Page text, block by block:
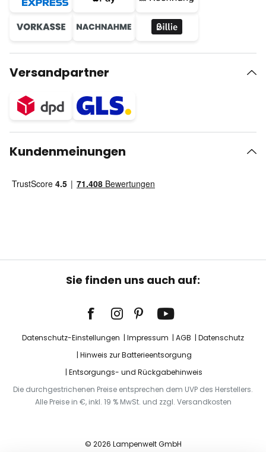
Versandpartner
Kundenmeinungen
Sie finden uns auch auf:
Datenschutz-Einstellungen Impressum AGB
Datenschutz
Hinweis zur Batterieentsorgung
Entsorgungs- und Rückgabehinweis
Die durchgestrichenen Preise entsprechen dem UVP des Herstellers.
Alle Preise in €, inkl. 19 % MwSt. und zzgl. Versandkosten
© 2026 Lampenwelt GmbH